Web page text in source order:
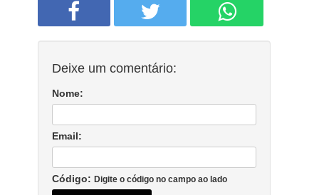
Deixe um comentário:
Nome:
Email:
Código: Digite o código no campo ao lado